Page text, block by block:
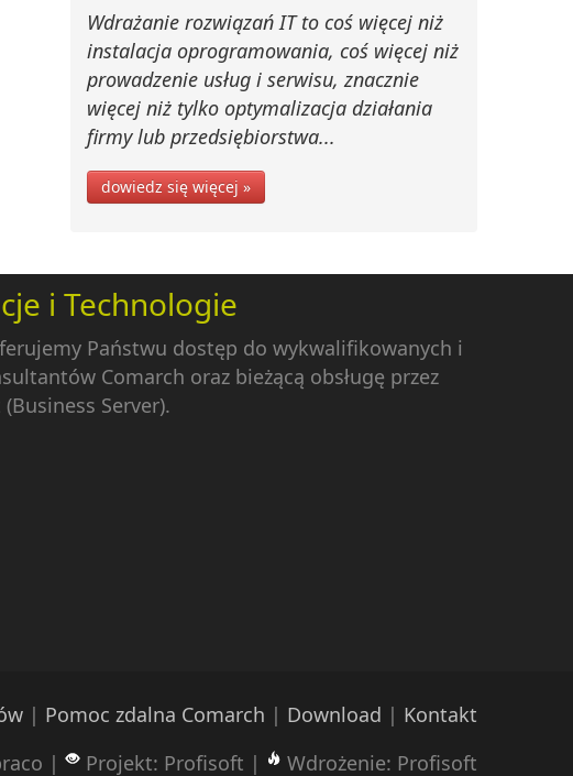
Wdrażanie rozwiązań IT to coś więcej niż
instalacja oprogramowania, coś więcej niż
prowadzenie usług i serwisu, znacznie
więcej niż tylko optymalizacja działania
firmy lub przedsiębiorstwa...
dowiedz się więcej »
i Technologie
Państwu dostęp do wykwalifikowanych i
Comarch oraz bieżącą obsługę przez
Server).
| Pomoc zdalna Comarch | Download | Kontakt
|
Projekt: Profisoft | Wdrożenie: Profisoft